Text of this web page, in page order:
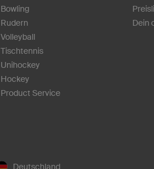
Bowling
Rudern
Volleyball
Tischtennis
Unihockey
Hockey
Product Service
Dein
Deutschland